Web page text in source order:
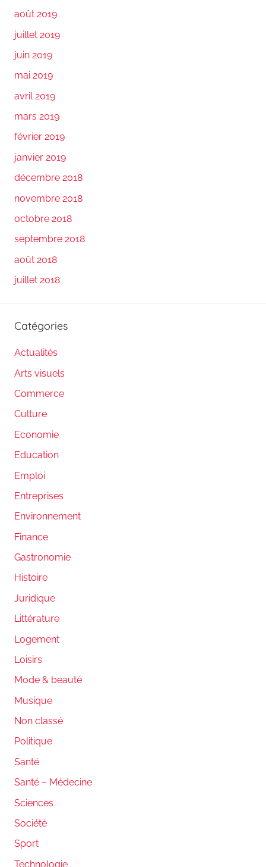
août 2019
juillet 2019
juin 2019
mai 2019
avril 2019
mars 2019
février 2019
janvier 2019
décembre 2018
novembre 2018
octobre 2018
septembre 2018
août 2018
juillet 2018
Catégories
Actualités
Arts visuels
Commerce
Culture
Economie
Education
Emploi
Entreprises
Environnement
Finance
Gastronomie
Histoire
Juridique
Littérature
Logement
Loisirs
Mode & beauté
Musique
Non classé
Politique
Santé
Santé – Médecine
Sciences
Société
Sport
Technologie